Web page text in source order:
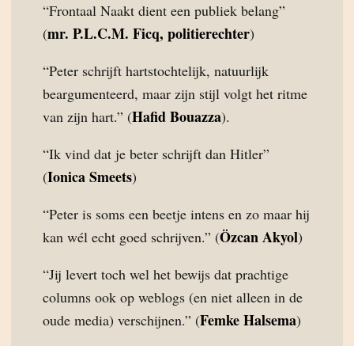
“Frontaal Naakt dient een publiek belang”
(mr. P.L.C.M. Ficq, politierechter)
“Peter schrijft hartstochtelijk, natuurlijk
beargumenteerd, maar zijn stijl volgt het ritme
van zijn hart.” (Hafid Bouazza).
“Ik vind dat je beter schrijft dan Hitler”
(Ionica Smeets)
“Peter is soms een beetje intens en zo maar hij
kan wél echt goed schrijven.” (Özcan Akyol)
“Jij levert toch wel het bewijs dat prachtige
columns ook op weblogs (en niet alleen in de
oude media) verschijnen.” (Femke Halsema)